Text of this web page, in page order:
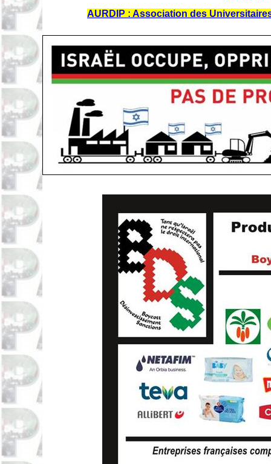
AURDIP : Association des